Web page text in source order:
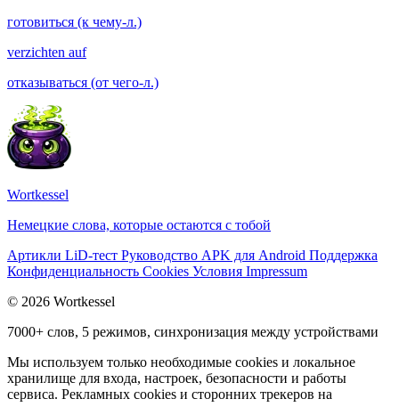
готовиться (к чему-л.)
verzichten auf
отказываться (от чего-л.)
Wortkessel
Немецкие слова, которые остаются с тобой
Артикли LiD-тест Руководство APK для Android Поддержка
Конфиденциальность Cookies Условия Impressum
© 2026 Wortkessel
7000+ слов, 5 режимов, синхронизация между устройствами
Мы используем только необходимые cookies и локальное
хранилище для входа, настроек, безопасности и работы
сервиса. Рекламных cookies и сторонних трекеров на